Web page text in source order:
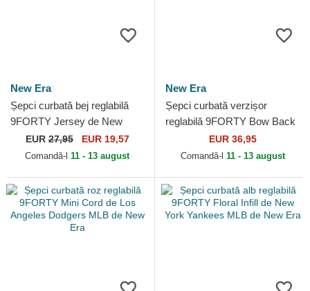
New Era
Șepci curbată bej reglabilă
9FORTY Jersey de New
York Yankees MLB de New
Era
EUR27,95 EUR 19,57
Comandă-l 11 - 13 august
New Era
Șepci curbată verzișor
reglabilă 9FORTY Bow Back
Satin de New York Yankees
MLB de New Era
EUR 36,95
Comandă-l 11 - 13 august